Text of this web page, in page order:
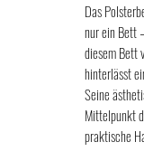
Das
nur ein Bett
diesem Bett
hinterlässt
Seine
Mittelpunkt
praktische